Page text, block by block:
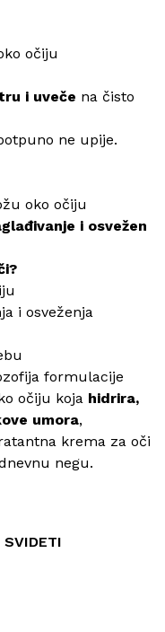
očiju
i uveče na čisto
ne upije.
oko očiju
i osvežen
i osveženja
formulacije
očiju koja hidrira,
umora,
krema za oči
negu.
SVIDETI